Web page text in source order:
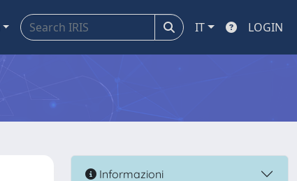
IT LOGIN
Informazioni